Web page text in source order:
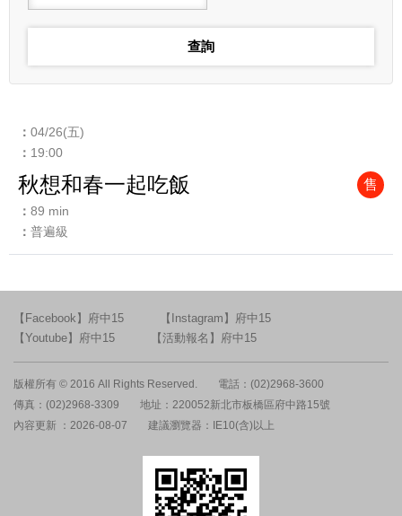
04/26(五)
19:00
秋想和春一起吃飯 售
89 min
普遍級
【Facebook】府中15
【Instagram】府中15
【Youtube】府中15
【活動報名】府中15
版權所有 © 2016 All Rights Reserved.
電話：(02)2968-3600
傳真：(02)2968-3309
地址：220052新北市板橋區府中路15號
內容更新 ：2026-08-07
建議瀏覽器：IE10(含)以上